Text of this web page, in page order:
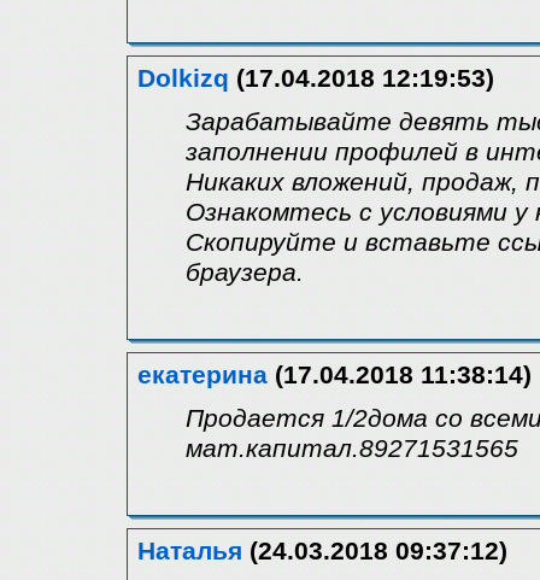
Dolkizq (17.04.2018 12:19:53)
Зарабатывайте девять
заполнении профилей в
Никаких вложений,
Ознакомтесь с условиями
Скопируйте и вставьте
браузера.
екатерина (17.04.2018 11:38:14)
Продается 1/2дома со
мат.капитал.89271531565
Наталья (24.03.2018 09:37:12)